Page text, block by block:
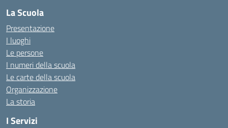
La Scuola
Presentazione
I luoghi
Le persone
I numeri della scuola
Le carte della scuola
Organizzazione
La storia
I Servizi